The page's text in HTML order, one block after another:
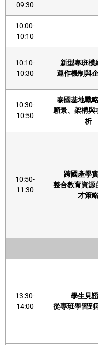
09:30
10:00-
10:10
10:10-
10:30
新型專班模
運作機制與
10:30-
10:50
泰國基地戰
願景、架構與
析
10:50-
11:30
跨國產學
整合教育資源
才策
13:30-
14:00
學生見
從專班學習到